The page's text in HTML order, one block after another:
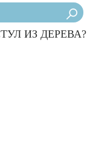
ИЗ ДЕРЕВА?